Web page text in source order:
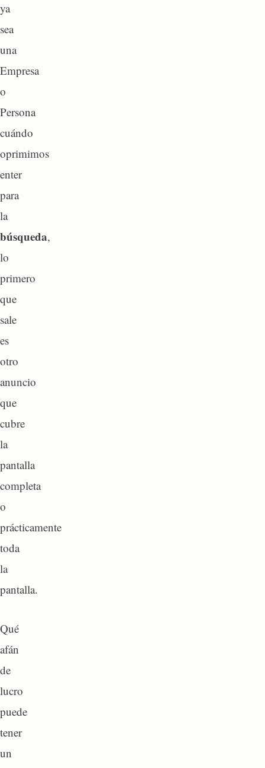
ya
sea
una
Empresa
o
Persona
cuándo
oprimimos
enter
para
la
búsqueda,
lo
primero
que
sale
es
otro
anuncio
que
cubre
la
pantalla
completa
o
prácticamente
toda
la
pantalla.
Qué
afán
de
lucro
puede
tener
un